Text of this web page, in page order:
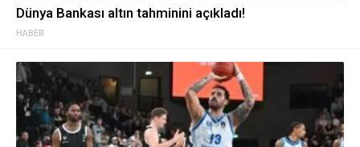
HABER
Dünya Bankası altın tahminini açıkladı!